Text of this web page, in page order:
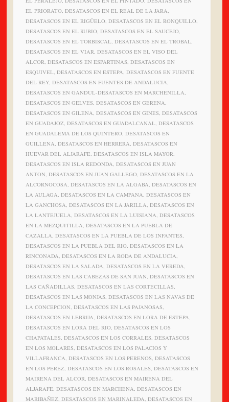
EL PRIORATO, DESATASCOS EN EL REAL DE LA JARA,
DESATASCOS EN EL RIGÜELO, DESATASCOS EN EL RONQUILLO,
DESATASCOS EN EL RUBIO, DESATASCOS EN EL SAUCEJO,
DESATASCOS EN EL TORBISCAL, DESATASCOS EN EL TROBAL,
DESATASCOS EN EL VIAR, DESATASCOS EN EL VISO DEL
ALCOR, DESATASCOS EN ESPARTINAS, DESATASCOS EN
ESQUIVEL, DESATASCOS EN ESTEPA, DESATASCOS EN FUENTE
DEL REY, DESATASCOS EN FUENTES DE ANDALUCIA,
DESATASCOS EN GANDUL-DESATASCOS EN MARCHENILLA,
DESATASCOS EN GELVES, DESATASCOS EN GERENA,
DESATASCOS EN GILENA, DESATASCOS EN GINES, DESATASCOS
EN GUADAJOZ, DESATASCOS EN GUADALCANAL, DESATASCOS
EN GUADALEMA DE LOS QUINTERO, DESATASCOS EN
GUILLENA, DESATASCOS EN HERRERA, DESATASCOS EN
HUEVAR DEL ALJARAFE, DESATASCOS EN ISLA MAYOR,
DESATASCOS EN ISLA REDONDA, DESATASCOS EN JUAN
ANTON, DESATASCOS EN JUAN GALLEGO, DESATASCOS EN LA
ALCORNOCOSA, DESATASCOS EN LA ALGABA, DESATASCOS EN
LA AULAGA, DESATASCOS EN LA CAMPANA, DESATASCOS EN
LA GANCHOSA, DESATASCOS EN LA JARILLA, DESATASCOS EN
LA LANTEJUELA, DESATASCOS EN LA LUISIANA, DESATASCOS
EN LA MEZQUITILLA, DESATASCOS EN LA PUEBLA DE
CAZALLA, DESATASCOS EN LA PUEBLA DE LOS INFANTES,
DESATASCOS EN LA PUEBLA DEL RIO, DESATASCOS EN LA
RINCONADA, DESATASCOS EN LA RODA DE ANDALUCIA,
DESATASCOS EN LA SALADA, DESATASCOS EN LA VEREDA,
DESATASCOS EN LAS CABEZAS DE SAN JUAN, DESATASCOS EN
LAS CAÑADILLAS, DESATASCOS EN LAS CORTECILLAS,
DESATASCOS EN LAS MONJAS, DESATASCOS EN LAS NAVAS DE
LA CONCEPCION, DESATASCOS EN LAS PAJANOSAS,
DESATASCOS EN LEBRIJA, DESATASCOS EN LORA DE ESTEPA,
DESATASCOS EN LORA DEL RIO, DESATASCOS EN LOS
CHAPATALES, DESATASCOS EN LOS CORRALES, DESATASCOS
EN LOS MOLARES, DESATASCOS EN LOS PALACIOS Y
VILLAFRANCA, DESATASCOS EN LOS PERENOS, DESATASCOS
EN LOS PEREZ, DESATASCOS EN LOS ROSALES, DESATASCOS EN
MAIRENA DEL ALCOR, DESATASCOS EN MAIRENA DEL
ALJARAFE, DESATASCOS EN MARCHENA, DESATASCOS EN
MARIBAÑEZ, DESATASCOS EN MARINALEDA, DESATASCOS EN